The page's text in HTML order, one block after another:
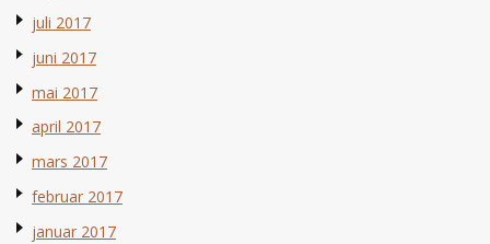
juli 2017
juni 2017
mai 2017
april 2017
mars 2017
februar 2017
januar 2017